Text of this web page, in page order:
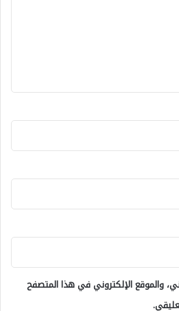
والموقع الإلكتروني في هذا المتصفح